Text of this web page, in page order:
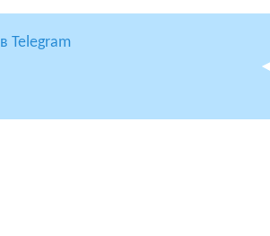
в Telegram